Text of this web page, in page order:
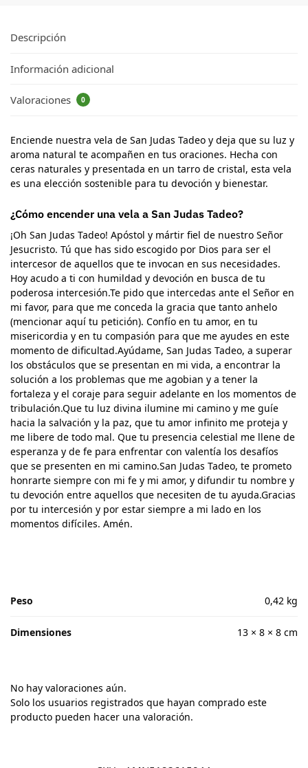
Descripción
Información adicional
Valoraciones 0
Enciende nuestra vela de San Judas Tadeo y deja que su luz y
aroma natural te acompañen en tus oraciones. Hecha con
ceras naturales y presentada en un tarro de cristal, esta vela
es una elección sostenible para tu devoción y bienestar.
¿Cómo encender una vela a San Judas Tadeo?
¡Oh San Judas Tadeo! Apóstol y mártir fiel de nuestro Señor
Jesucristo. Tú que has sido escogido por Dios para ser el
intercesor de aquellos que te invocan en sus necesidades.
Hoy acudo a ti con humildad y devoción en busca de tu
poderosa intercesión.Te pido que intercedas ante el Señor en
mi favor, para que me conceda la gracia que tanto anhelo
(mencionar aquí tu petición). Confío en tu amor, en tu
misericordia y en tu compasión para que me ayudes en este
momento de dificultad.Ayúdame, San Judas Tadeo, a superar
los obstáculos que se presentan en mi vida, a encontrar la
solución a los problemas que me agobian y a tener la
fortaleza y el coraje para seguir adelante en los momentos de
tribulación.Que tu luz divina ilumine mi camino y me guíe
hacia la salvación y la paz, que tu amor infinito me proteja y
me libere de todo mal. Que tu presencia celestial me llene de
esperanza y de fe para enfrentar con valentía los desafíos
que se presenten en mi camino.San Judas Tadeo, te prometo
honrarte siempre con mi fe y mi amor, y difundir tu nombre y
tu devoción entre aquellos que necesiten de tu ayuda.Gracias
por tu intercesión y por estar siempre a mi lado en los
momentos difíciles. Amén.
Peso 0,42 kg
Dimensiones 13 × 8 × 8 cm
No hay valoraciones aún.
Solo los usuarios registrados que hayan comprado este
producto pueden hacer una valoración.